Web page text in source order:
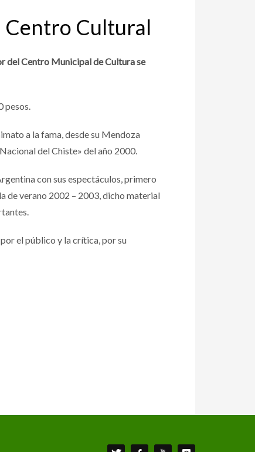
Centro Cultural
del Centro Municipal de Cultura se
pesos.
a la fama, desde su Mendoza
del Chiste» del año 2000.
con sus espectáculos, primero
de verano 2002 – 2003, dicho material
el público y la crítica, por su